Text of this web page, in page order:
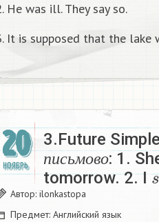
He was ill. They say so.
It is supposed that the lake
20
НОЯБРЬ
3.Future
п и с ьм о в о
письмо во
: 1.
tomorrow. 2. I
Автор: ilonkastopa
Предмет: Английский язык